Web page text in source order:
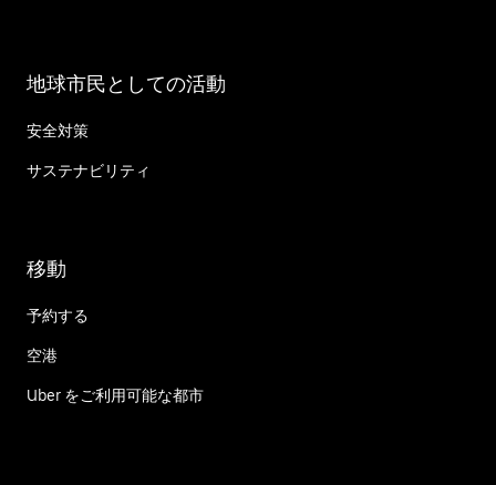
地球市民としての活動
安全対策
サステナビリティ
移動
予約する
空港
Uber をご利用可能な都市